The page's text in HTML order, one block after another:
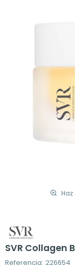
SVR Collagen
Referencia: 226654